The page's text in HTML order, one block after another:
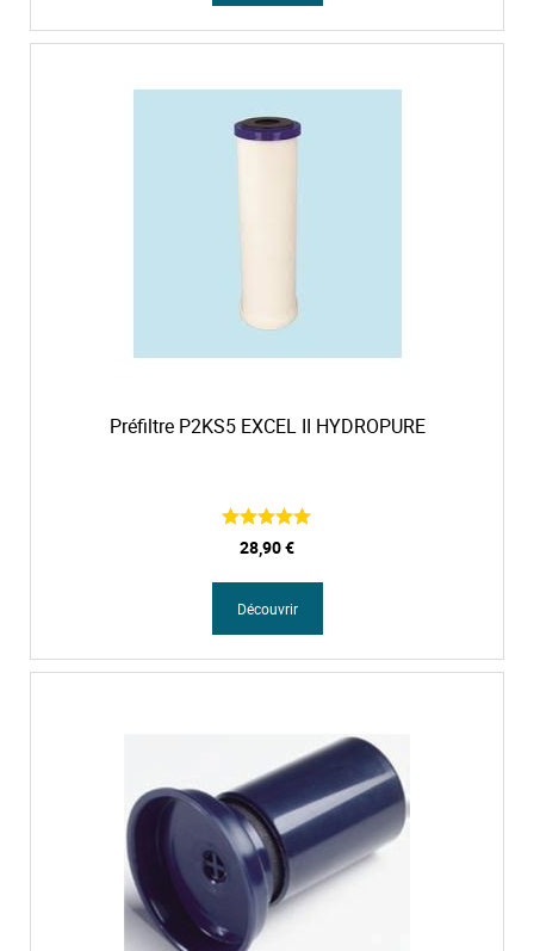
Préfiltre P2KS5 EXCEL II HYDROPURE
28,90 €
Découvrir